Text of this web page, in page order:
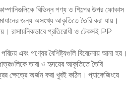
বিভিন্ন পণ্য ও শিল্পের উপর ফোকাস
জন্য অসংখ্য আকৃতিতে তৈরি করা যায়।
রাসায়নিকভাবে প্রতিরোধী ও টেকসই PP
এবং পণ্যের বৈশিষ্ট্যগুলি বিবেচনায় আনা হয়।
তারা ও হৃদয়ের আকৃতিতে তৈরি
ক্ষেত্রে অর্জন করা খুবই কঠিন। প্যাকেজিংয়ে